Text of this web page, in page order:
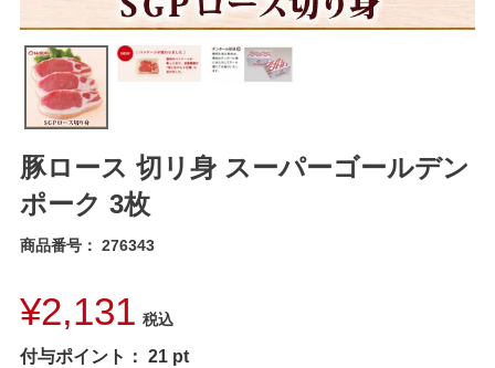
豚ロース 切リ身 スーパーゴールデン
ポーク 3枚
商品番号 276343
¥2,131 税込
付与ポイント： 21 pt